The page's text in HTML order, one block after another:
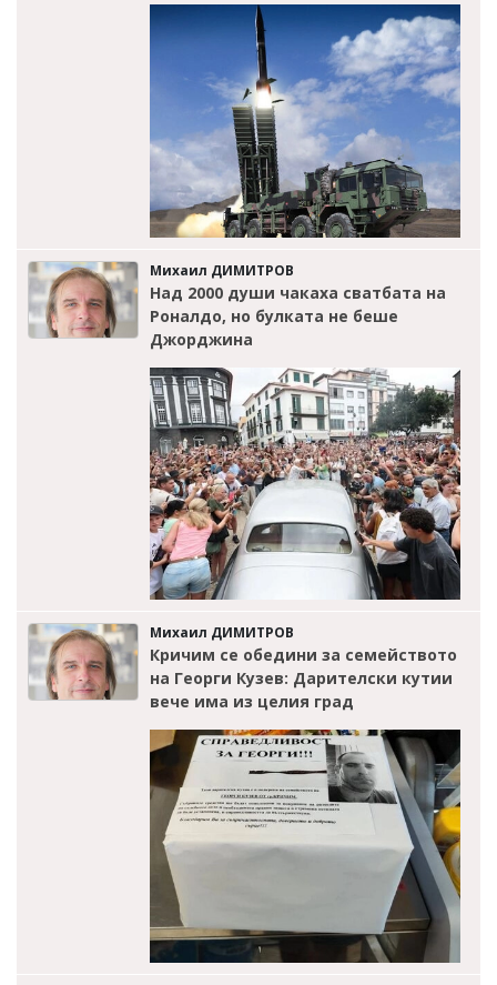
Михаил ДИМИТРОВ
Над 2000 души чакаха сватбата на
Роналдо, но булката не беше
Джорджина
Михаил ДИМИТРОВ
Кричим се обедини за семейството
на Георги Кузев: Дарителски кутии
вече има из целия град